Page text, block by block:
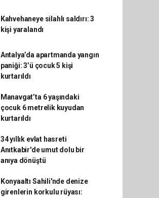
Kahvehaneye silahlı saldırı: 3
kişi yaralandı
Antalya’da apartmanda yangın
paniği: 3’ü çocuk 5 kişi
kurtarıldı
Manavgat’ta 6 yaşındaki
çocuk 6 metrelik kuyudan
kurtarıldı
34 yıllık evlat hasreti
Anıtkabir'de umut dolu bir
anıya dönüştü
Konyaaltı Sahili'nde denize
girenlerin korkulu rüyası: